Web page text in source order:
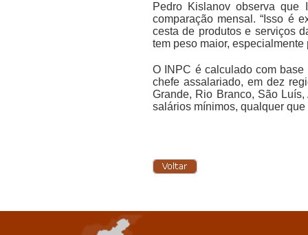
Pedro Kislanov observa
comparação mensal. “Isso é
cesta de produtos e serviços
tem peso maior,
O INPC é calculado com
chefe assalariado, em dez
Grande, Rio Branco, São
salários mínimos, qualquer que